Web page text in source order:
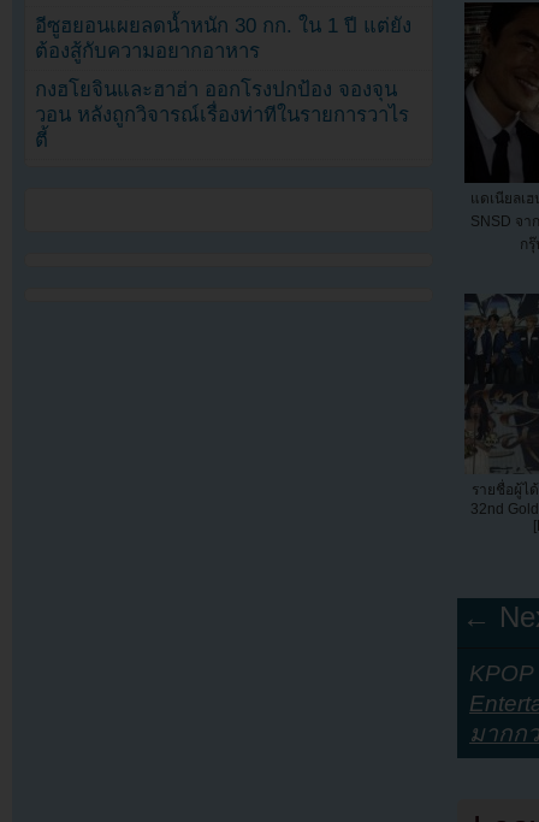
แดเนียลเ
SNSD จา
ก
รายชื่อผู้ไ
32nd
←
มากก
อีซูฮยอนเผยลดน้ำหนัก 30 กก. ใน 1 ปี แต่ยัง
ต้องสู้กับความอยากอาหาร
กงฮโยจินและฮาฮ่า ออกโรงปกป้อง จองจุน
วอน หลังถูกวิจารณ์เรื่องท่าทีในรายการวาไร
ตี้